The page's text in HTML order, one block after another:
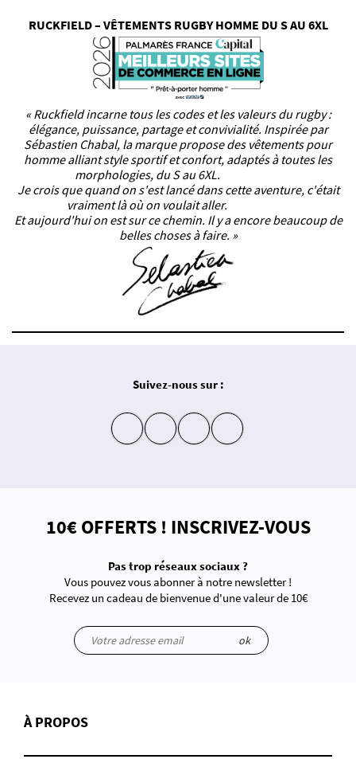
RUCKFIELD – VÊTEMENTS RUGBY HOMME DU S AU 6XL
« Ruckfield incarne tous les codes et les valeurs du rugby :
élégance, puissance, partage et convivialité. Inspirée par
Sébastien Chabal, la marque propose des vêtements pour
homme alliant style sportif et confort, adaptés à toutes les
morphologies, du S au 6XL.
Je crois que quand on s'est lancé dans cette aventure, c'était
vraiment là où on voulait aller.
Et aujourd'hui on est sur ce chemin. Il y a encore beaucoup de
belles choses à faire. »
Suivez-nous sur :
insta fb yt in
10€ OFFERTS ! INSCRIVEZ-VOUS
Pas trop réseaux sociaux ?
Vous pouvez vous abonner à notre newsletter !
Recevez un cadeau de bienvenue d'une valeur de 10€
ok
À PROPOS